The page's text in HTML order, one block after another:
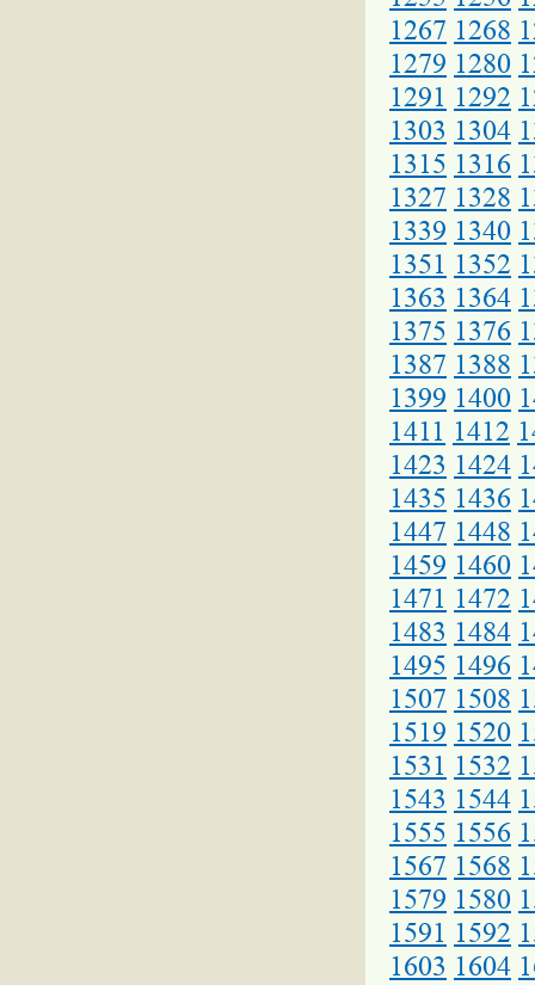
1267 1268
1279 1280
1291 1292
1303 1304
1315 1316
1327 1328
1339 1340
1351 1352
1363 1364
1375 1376
1387 1388
1399 1400
1411 1412
1423 1424
1435 1436
1447 1448
1459 1460
1471 1472
1483 1484
1495 1496
1507 1508
1519 1520
1531 1532
1543 1544
1555 1556
1567 1568
1579 1580
1591 1592
1603 1604